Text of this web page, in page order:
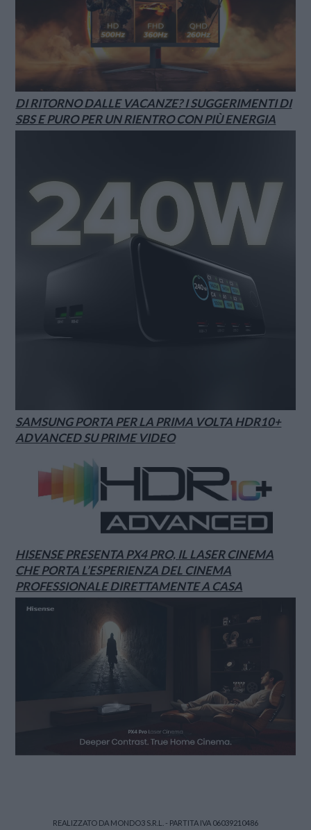
DI RITORNO DALLE VACANZE? I SUGGERIMENTI DI
SBS E PURO PER UN RIENTRO CON PIÙ ENERGIA
SAMSUNG PORTA PER LA PRIMA VOLTA HDR10+
ADVANCED SU PRIME VIDEO
HISENSE PRESENTA PX4 PRO, IL LASER CINEMA
CHE PORTA L’ESPERIENZA DEL CINEMA
PROFESSIONALE DIRETTAMENTE A CASA
REALIZZATO DA MONDO3 S.R.L. - PARTITA IVA 06039210486